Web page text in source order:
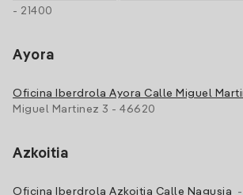
- 21400
Ayora
Oficina Iberdrola Ayora Calle Miguel
Miguel Martinez 3 - 46620
Azkoitia
Oficina Iberdrola Azkoitia Calle Nagusia